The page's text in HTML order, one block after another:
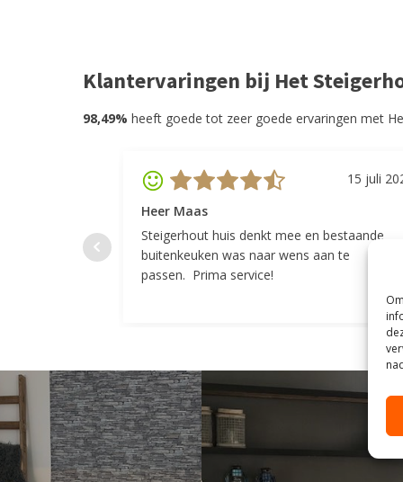
Klantervaringen bij Het
98,49% heeft goede tot zeer goede ervaringen met
15 juli
Heer Maas
Steigerhout huis denkt mee en bestaande
buitenkeuken was naar wens aan te
passen. Prima service!